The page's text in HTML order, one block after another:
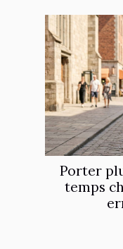
Porter
temps